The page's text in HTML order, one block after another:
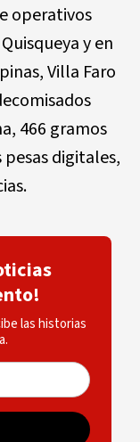
operativos
y en
Villa Faro
466 gramos
digitales,
las historias